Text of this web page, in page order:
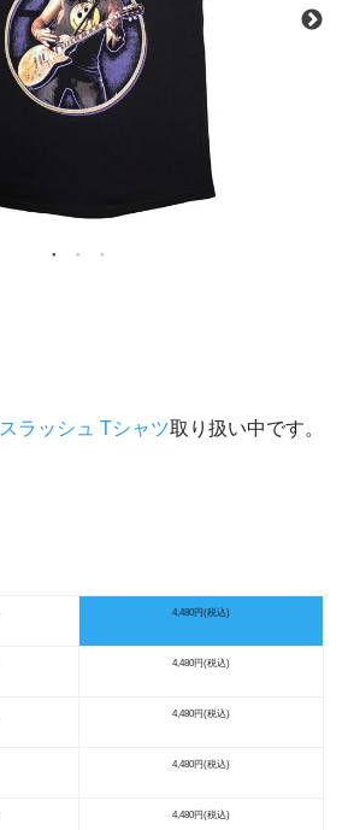
ラッシュ Tシャツ取り扱い中です。
4,480円(税込)
4,480円(税込)
4,480円(税込)
4,480円(税込)
4,480円(税込)